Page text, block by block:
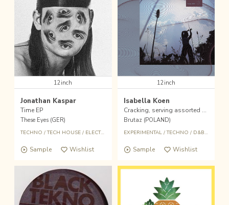
12inch
Jonathan Kaspar
Time EP
These Eyes (GER)
TECHNO /TECH HOUSE/ ELECTRO AMNIENT
Sample Wishlist
12inch
Isabella Koen
Cracking, serving assorted sweets make heaven
Brutaz (POLAND)
EXPERIMENTAL/TECHNO / D&B/
Sample Wishlist